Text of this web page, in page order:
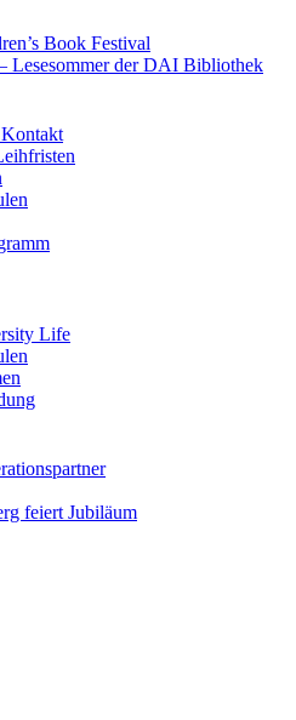
Book Festival
Lesesommer der DAI Bibliothek
Life
feiert Jubiläum